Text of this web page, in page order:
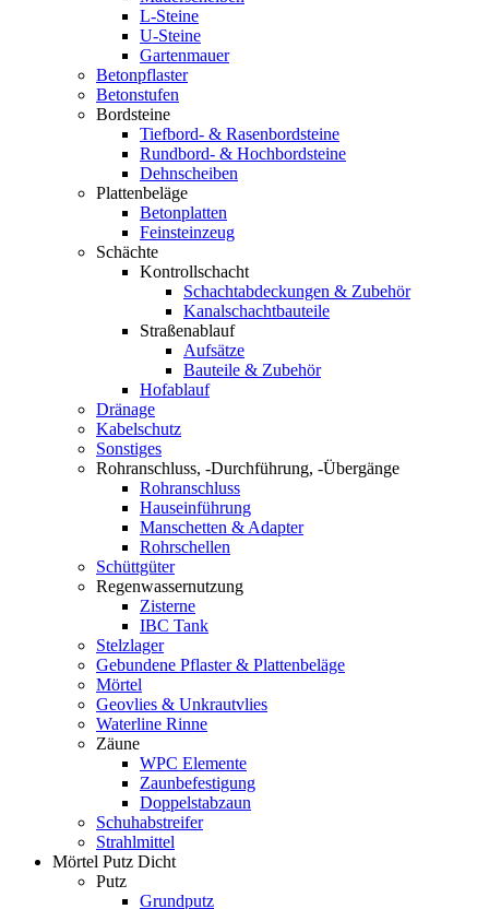
L-Steine
U-Steine
Gartenmauer
Betonpflaster
Betonstufen
Bordsteine
Tiefbord- & Rasenbordsteine
Rundbord- & Hochbordsteine
Dehnscheiben
Plattenbeläge
Betonplatten
Feinsteinzeug
Schächte
Kontrollschacht
Schachtabdeckungen & Zubehör
Kanalschachtbauteile
Straßenablauf
Aufsätze
Bauteile & Zubehör
Hofablauf
Dränage
Kabelschutz
Sonstiges
Rohranschluss, -Durchführung, -Übergänge
Rohranschluss
Hauseinführung
Manschetten & Adapter
Rohrschellen
Schüttgüter
Regenwassernutzung
Zisterne
IBC Tank
Stelzlager
Gebundene Pflaster & Plattenbeläge
Mörtel
Geovlies & Unkrautvlies
Waterline Rinne
Zäune
WPC Elemente
Zaunbefestigung
Doppelstabzaun
Schuhabstreifer
Strahlmittel
Mörtel Putz Dicht
Putz
Grundputz